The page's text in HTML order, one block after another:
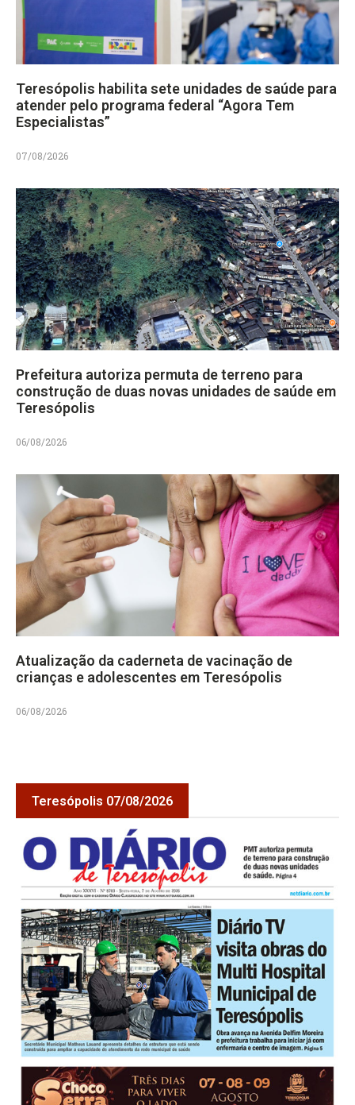
Teresópolis habilita sete unidades de saúde para
atender pelo programa federal “Agora Tem
Especialistas”
07/08/2026
Prefeitura autoriza permuta de terreno para
construção de duas novas unidades de saúde em
Teresópolis
06/08/2026
Atualização da caderneta de vacinação de
crianças e adolescentes em Teresópolis
06/08/2026
Teresópolis 07/08/2026